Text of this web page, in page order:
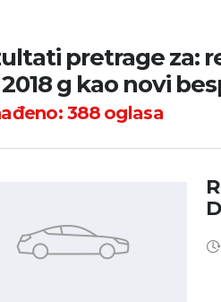
pretrage za:
g kao novi
388oglasa